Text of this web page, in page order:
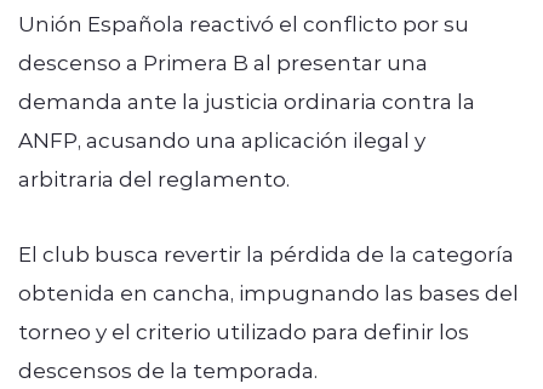
Unión Española reactivó el conflicto por su
descenso a Primera B al presentar una
demanda ante la justicia ordinaria contra la
ANFP, acusando una aplicación ilegal y
arbitraria del reglamento.
El club busca revertir la pérdida de la categoría
obtenida en cancha, impugnando las bases del
torneo y el criterio utilizado para definir los
descensos de la temporada.